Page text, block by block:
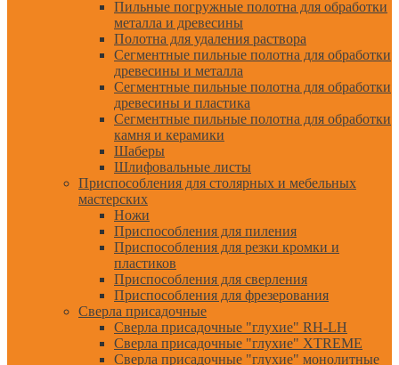
Пильные погружные полотна для обработки
металла и древесины
Полотна для удаления раствора
Сегментные пильные полотна для обработки
древесины и металла
Сегментные пильные полотна для обработки
древесины и пластика
Сегментные пильные полотна для обработки
камня и керамики
Шаберы
Шлифовальные листы
Приспособления для столярных и мебельных
мастерских
Ножи
Приспособления для пиления
Приспособления для резки кромки и
пластиков
Приспособления для сверления
Приспособления для фрезерования
Сверла присадочные
Сверла присадочные "глухие" RH-LH
Сверла присадочные "глухие" XTREME
Сверла присадочные "глухие" монолитные